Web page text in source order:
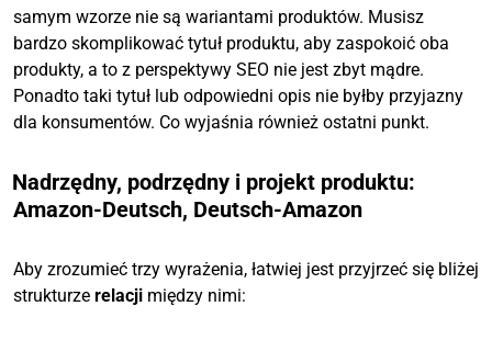
samym wzorze nie są wariantami produktów. Musisz
bardzo skomplikować tytuł produktu, aby zaspokoić oba
produkty, a to z perspektywy SEO nie jest zbyt mądre.
Ponadto taki tytuł lub odpowiedni opis nie byłby przyjazny
dla konsumentów. Co wyjaśnia również ostatni punkt.
Nadrzędny, podrzędny i projekt produktu:
Amazon-Deutsch, Deutsch-Amazon
Aby zrozumieć trzy wyrażenia, łatwiej jest przyjrzeć się bliżej
strukturze relacji między nimi: